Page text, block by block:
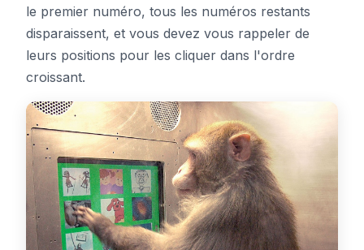
🇫🇷FR
le premier numéro, tous les numéros restants
disparaissent, et vous devez vous rappeler de
leurs positions pour les cliquer dans l'ordre
croissant.